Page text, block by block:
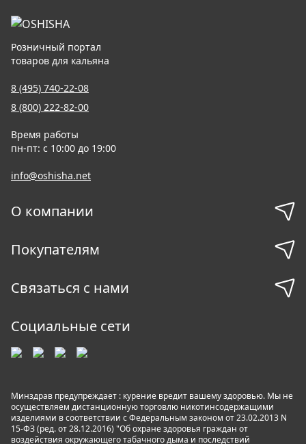
Розничный портал
товаров для кальяна
8 (495) 740-22-08
8 (800) 222-82-00
Время работы
пн-пт: с 10:00 до 19:00
info@oshisha.net
О компании
Покупателям
Связаться с нами
Социальные сети
Минздрав предупреждает : курение вредит вашему здоровью. Мы не
осуществляем дистанционную торговлю никотинсодержащими
изделиями в соответствии с Федеральным законом от 23.02.2013 N
15-ФЗ (ред. от 28.12.2016) "Об охране здоровья граждан от
воздействия окружающего табачного дыма и последствий